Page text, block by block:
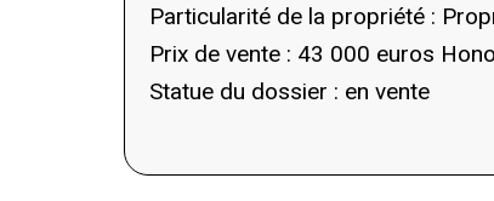
Particularité de la propriété :
Prix de vente : 43 000 euros
Statue du dossier : en vente